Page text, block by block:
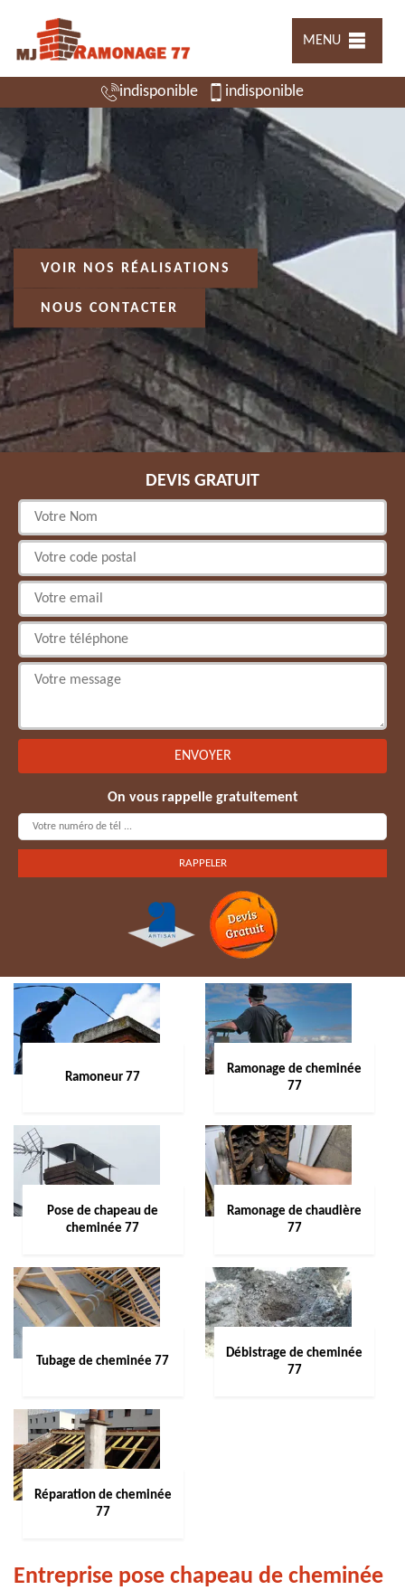
MENU
indisponible indisponible
VOIR NOS RÉALISATIONS
NOUS CONTACTER
DEVIS GRATUIT
On vous rappelle gratuitement
Ramoneur 77
Ramonage de cheminée
77
Pose de chapeau de
cheminée 77
Ramonage de chaudière
77
Tubage de cheminée 77
Débistrage de cheminée
77
Réparation de cheminée
77
Entreprise pose chapeau de cheminée